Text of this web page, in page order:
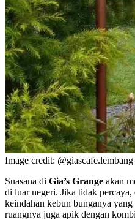
Image credit: @giascafe.lembang
Suasana di Gia’s Grange akan
di luar negeri. Jika tidak
keindahan kebun bunganya yang
ruangnya juga apik dengan